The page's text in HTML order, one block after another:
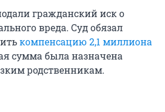
гражданский иск о
вреда. Суд обязал
компенсацию 2,1 миллиона
сумма была назначена
родственникам.